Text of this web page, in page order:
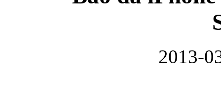
Bao da Samsung
2013-